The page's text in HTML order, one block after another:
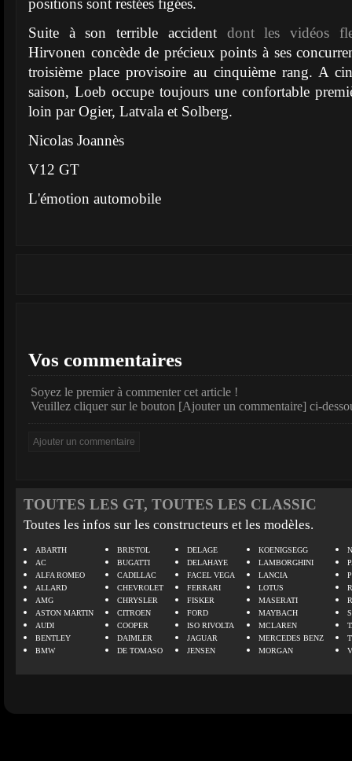
positions sont restées figées.
Suite à son terrible accident dont les vidéos
Hirvonen concède de précieux points à ses
troisième place provisoire au cinquième rang. A
saison, Loeb occupe toujours une confortable
loin par Ogier, Latvala et Solberg.
Nicolas Joannès
V12 GT
L'émotion automobile
Vos commentaires
Soyez le premier à commenter cet article !
Veuillez cliquer sur le bouton [Ajouter un commentaire] ci-
TOUTES LES GT, TOUTES LES CLASSIC
Toutes les infos sur les constructeurs et les modèles.
ABARTH
AC
ALFA ROMEO
ALLARD
AMG
ASTON MARTIN
AUDI
BENTLEY
BMW
BRISTOL
BUGATTI
CADILLAC
CHEVROLET
CHRYSLER
CITROEN
COOPER
DAIMLER
DE TOMASO
DELAGE
DELAHAYE
FACEL VEGA
FERRARI
FISKER
FORD
ISO RIVOLTA
JAGUAR
JENSEN
KOENIGSEGG
LAMBORGHINI
LANCIA
LOTUS
MASERATI
MAYBACH
MCLAREN
MERCEDES BENZ
MORGAN